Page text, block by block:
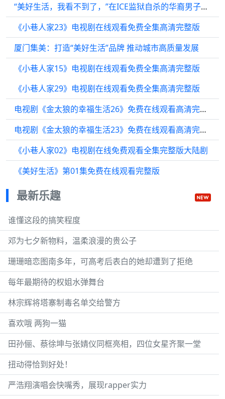
“美好生活，我看不到了，”在ICE监狱自杀的华裔男子遗书曝光，家属质疑ICE安全措施
《小巷人家23》电视剧在线观看免费全集高清完整版
厦门集美：打造“美好生活”品牌 推动城市高质量发展
《小巷人家15》电视剧在线观看免费全集高清完整版
《小巷人家29》电视剧在线观看免费全集高清完整版
电视剧《金太狼的幸福生活26》免费在线观看高清完整版
电视剧《金太狼的幸福生活23》免费在线观看高清完整版
《小巷人家02》电视剧在线免费观看全集完整版大陆剧
《美好生活》第01集免费在线观看完整版
最新乐趣
谁懂这段的搞笑程度
邓为七夕新物料，温柔浪漫的贵公子
珊珊暗恋图南多年，可高考后表白的她却遭到了拒绝
每年最期待的权姐水弹舞台
林宗辉将塔寨制毒名单交给警方
喜欢哦 两狗一猫
田孙俪、蔡徐坤与张婧仪同框亮相，四位女星齐聚一堂
扭动得恰到好处！
严浩翔演唱会快嘴秀，展现rapper实力